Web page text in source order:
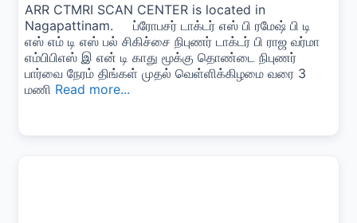
ARR CTMRI SCAN CENTER is located in
Nagapattinam. ப்ரோபசர் டாக்டர் எஸ் பி ரமேஷ் பி டி
எஸ் எம் டி எஸ் பல் சிகிச்சை நிபுணர் டாக்டர் பி ராஜ வர்மா
எம்பிபிஎஸ் இ என் டி காது மூக்கு தொண்டை நிபுணர்
பார்வை நேரம் திங்கள் முதல் வெள்ளிக்கிழமை வரை 3
மணி Read more...